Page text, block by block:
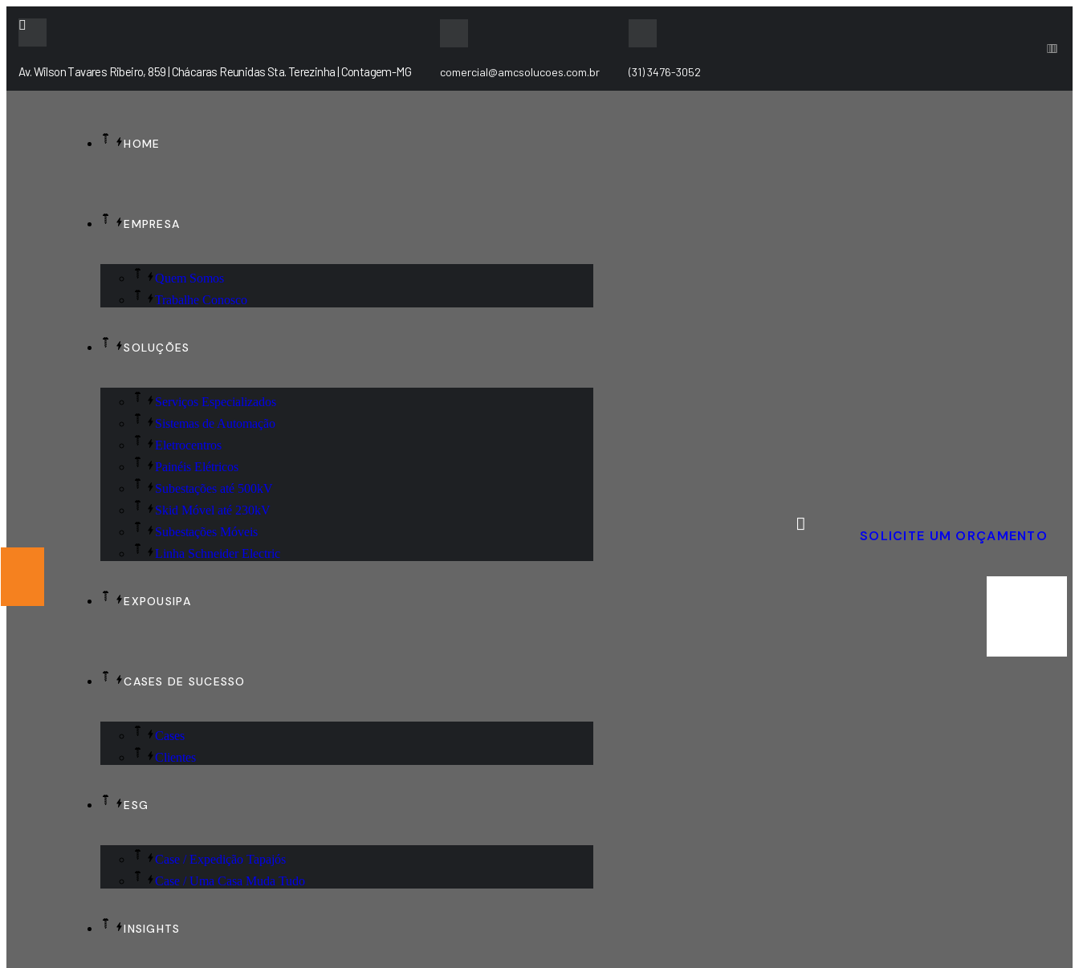
Av. Wilson Tavares Ribeiro, 859 | Chácaras Reunidas Sta. Terezinha | Contagem-MG comercial@amcsolucoes.com.br (31) 3476-3052
HOME
EMPRESA
Quem Somos
Trabalhe Conosco
SOLUÇÕES
Serviços Especializados
Sistemas de Automação
Eletrocentros
Painéis Elétricos
Subestações até 500kV
Skid Móvel até 230kV
Subestações Móveis
Linha Schneider Electric
EXPOUSIPA
CASES DE SUCESSO
Cases
Clientes
ESG
Case / Expedição Tapajós
Case / Uma Casa Muda Tudo
INSIGHTS
SOLICITE UM ORÇAMENTO